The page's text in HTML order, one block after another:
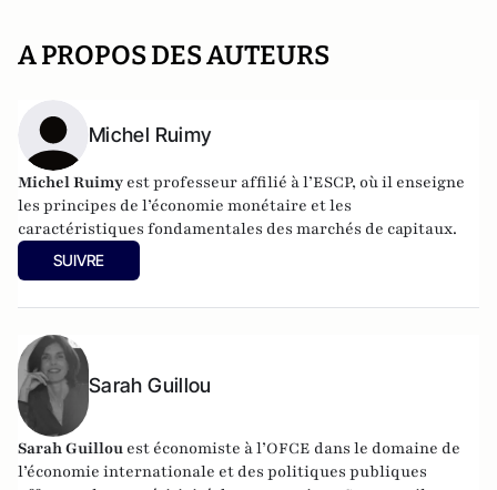
A PROPOS DES AUTEURS
Michel Ruimy
Michel Ruimy est professeur affilié à l’ESCP, où il enseigne
les principes de l’économie monétaire et les
caractéristiques fondamentales des marchés de capitaux.
SUIVRE
Sarah Guillou
Sarah Guillou est économiste à l’OFCE dans le domaine de
l’économie internationale et des politiques publiques